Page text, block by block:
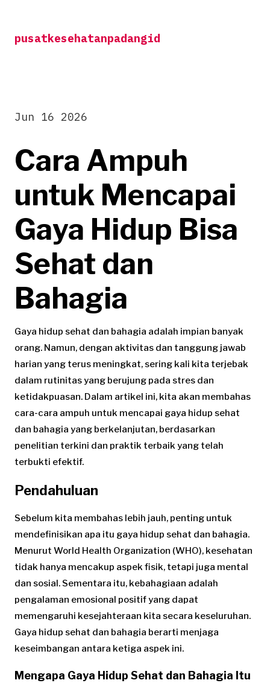
contentpusatkesehatanpadangid
Cara Ampuh
untuk Mencapai
Gaya Hidup Bisa
Sehat dan
Bahagia
Jun 16 2026
Gaya hidup sehat dan bahagia adalah impian banyak
orang. Namun, dengan aktivitas dan tanggung jawab
harian yang terus meningkat, sering kali kita terjebak
dalam rutinitas yang berujung pada stres dan
ketidakpuasan. Dalam artikel ini, kita akan membahas
cara-cara ampuh untuk mencapai gaya hidup sehat
dan bahagia yang berkelanjutan, berdasarkan
penelitian terkini dan praktik terbaik yang telah
terbukti efektif.
Pendahuluan
Sebelum kita membahas lebih jauh, penting untuk
mendefinisikan apa itu gaya hidup sehat dan bahagia.
Menurut World Health Organization (WHO), kesehatan
tidak hanya mencakup aspek fisik, tetapi juga mental
dan sosial. Sementara itu, kebahagiaan adalah
pengalaman emosional positif yang dapat
memengaruhi kesejahteraan kita secara keseluruhan.
Gaya hidup sehat dan bahagia berarti menjaga
keseimbangan antara ketiga aspek ini.
Mengapa Gaya Hidup Sehat dan Bahagia Itu